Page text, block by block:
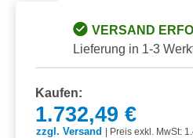
VERSAND
Lieferung in 1-3
Kaufen:
1.732,49 €
zzgl. Versand | Preis exkl. MwSt: